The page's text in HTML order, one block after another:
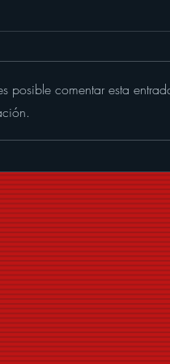
LLENA DE
Y BUENA
posible comentar esta